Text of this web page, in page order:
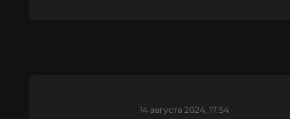
14 августа 2024, 17:54